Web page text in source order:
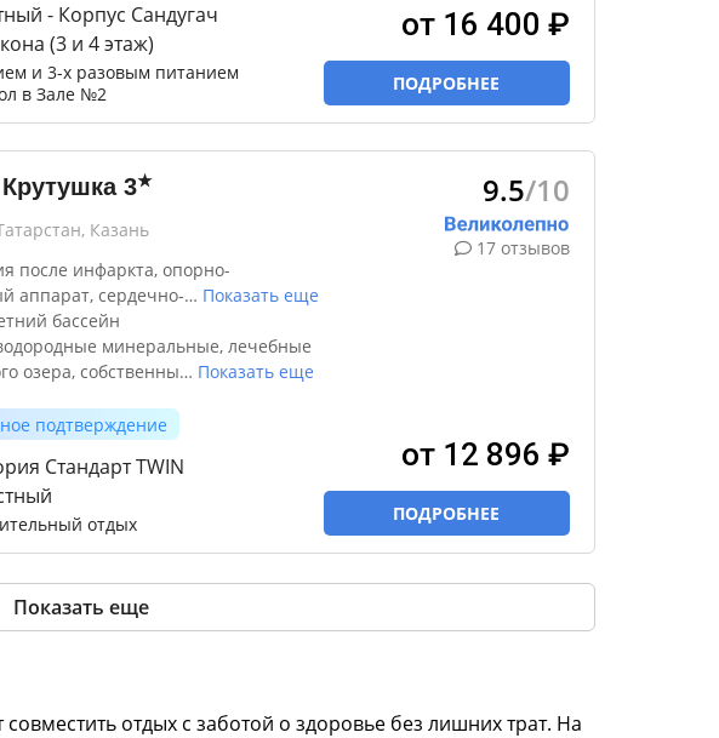
- Корпус Сандугач
(3 и 4 этаж)
и 3-х разовым питанием
в Зале №2
от 16 400 ₽
ПОДРОБНЕЕ
3★
Казань
после инфаркта, опорно-
аппарат, сердечно-… Показать еще
бассейн
минеральные, лечебные
озера, собственны… Показать еще
подтверждение
Стандарт TWIN
отдых
9.5/10
17 отзывов
от 12 896 ₽
ПОДРОБНЕЕ
Показать еще
отдых с заботой о здоровье без лишних трат. На